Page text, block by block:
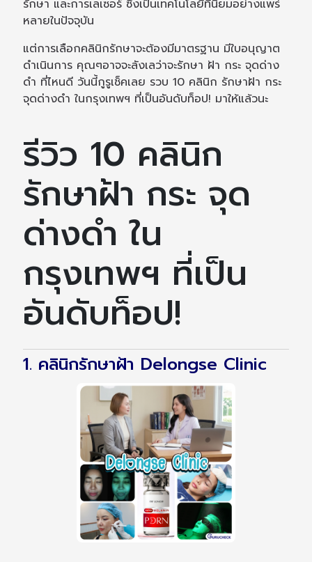
รักษา และการเลเซอร์ ซึ่งเป็นเทคโนโลยีที่นิยมอย่างแพร่
หลายในปัจจุบัน
แต่การเลือกคลินิกรักษาจะต้องมีมาตรฐาน มีใบอนุญาต
ดำเนินการ คุณๆอาจจะลังเลว่าจะรักษา ฝ้า กระ จุดด่าง
ดำ ที่ไหนดี วันนี้กูรูเช็คเลย รวบ 10 คลินิก รักษาฝ้า กระ
จุดด่างดำ ในกรุงเทพฯ ที่เป็นอันดับท็อป! มาให้แล้วนะ
รีวิว 10 คลินิก
รักษาฝ้า กระ จุด
ด่างดำ ใน
กรุงเทพฯ ที่เป็น
อันดับท็อป!
1. คลินิกรักษาฝ้า Delongse Clinic